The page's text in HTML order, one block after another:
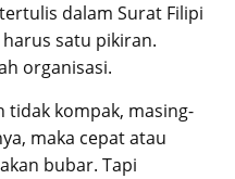
dalam Surat Filipi
satu pikiran.
organisasi.
tidak kompak, masing-
maka cepat atau
bubar. Tapi